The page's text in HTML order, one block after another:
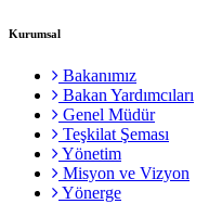
Kurumsal
Bakanımız
Bakan Yardımcıları
Genel Müdür
Teşkilat Şeması
Yönetim
Misyon ve Vizyon
Yönerge